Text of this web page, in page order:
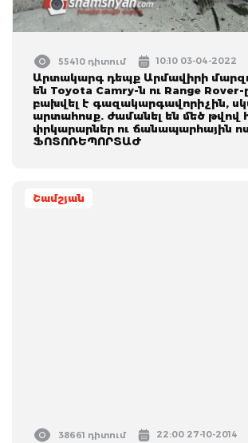
55410 դիտում 10:10 03-04-2022
Արտակարգ դեպք Արմավիրի
են Toyota Camry-ն ու Range Rover-
բախվել է գազակարգավորիչին,
արտահոսք. ժամանել են մեծ թվով
փրկարարներ ու ճանապարհային
ՖՈՏՈՌԵՊՈՐՏԱԺ
Շամշյան
38661 դիտում 22:00 27-10-2014